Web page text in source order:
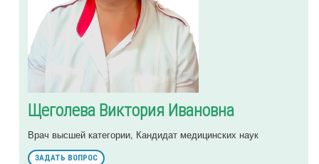
Щеголева Виктория Ивановна
Врач высшей категории, Кандидат медицинских наук
ЗАДАТЬ ВОПРОС